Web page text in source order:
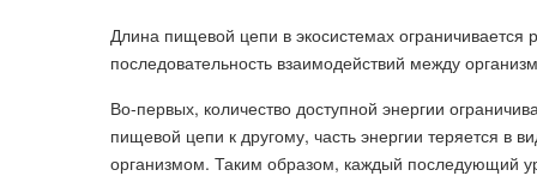
Длина пищевой цепи в экосистемах
последовательность взаимодействий между
Во-первых, количество доступной энергии
пищевой цепи к другому, часть энергии теряется в
организмом. Таким образом, каждый последующий